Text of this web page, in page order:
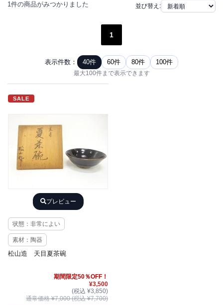
1件の商品がみつかりました 並び替え:
1
表示件数： 40件 60件 80件 100件
最大100件まで表示できます
SALE
プレビュー
状態：非常によい
素材：陶器
松山造 天目夏茶碗
期間限定50％OFF！
¥3,500
(税込 ¥3,850)
通常価格 ¥7,000 (税込 ¥7,700)